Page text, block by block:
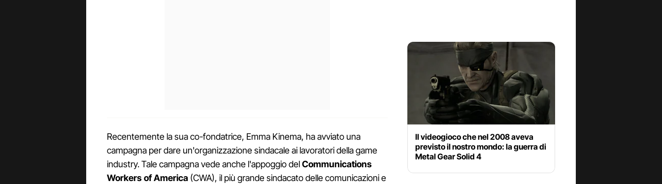
Recentemente la sua co-fondatrice, Emma Kinema, ha avviato una
campagna per dare un'organizzazione sindacale ai lavoratori della game
industry. Tale campagna vede anche l'appoggio delCommunications
Workers of America (CWA), il più grande sindacato delle comunicazioni e
Il videogioco che nel 2008 aveva
previsto il nostro mondo: la guerra di
Metal Gear Solid 4